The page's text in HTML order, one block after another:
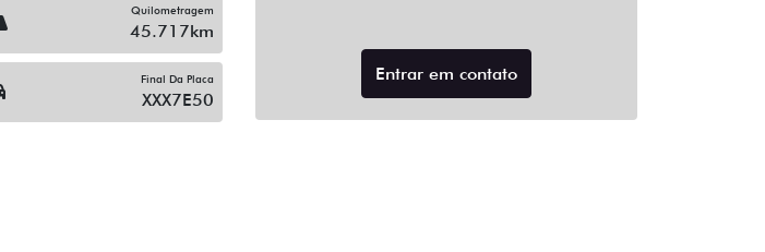
Quilometragem
45.717km
Final Da Placa
XXX7E50
Entrar em contato